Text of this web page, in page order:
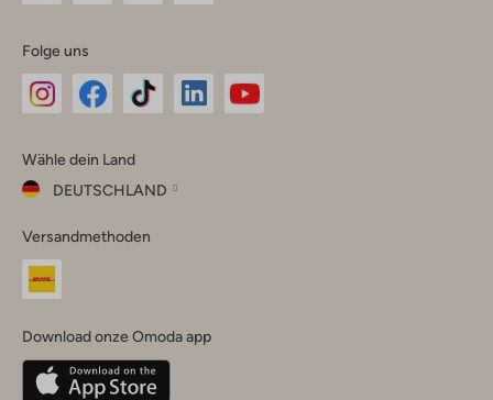
Folge uns
Instagram
Facebook
TikTok
Wähle dein Land
DEUTSCHLAND
dein
Land
Belgique(Français)
Deutschland
Versandmethoden
Download onze Omoda app